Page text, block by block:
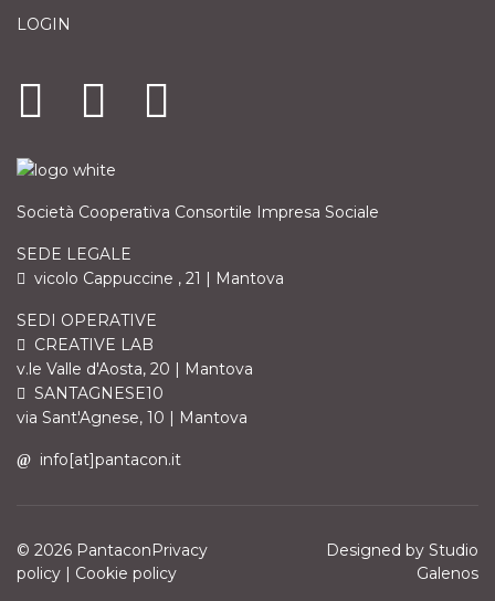
LOGIN
Società Cooperativa Consortile Impresa Sociale
SEDE LEGALE
vicolo Cappuccine , 21 | Mantova
SEDI OPERATIVE
CREATIVE LAB
v.le Valle d'Aosta, 20 | Mantova
SANTAGNESE10
via Sant'Agnese, 10 | Mantova
info[at]pantacon.it
© 2026 PantaconPrivacy
policy | Cookie policy
Designed by Studio
Galenos